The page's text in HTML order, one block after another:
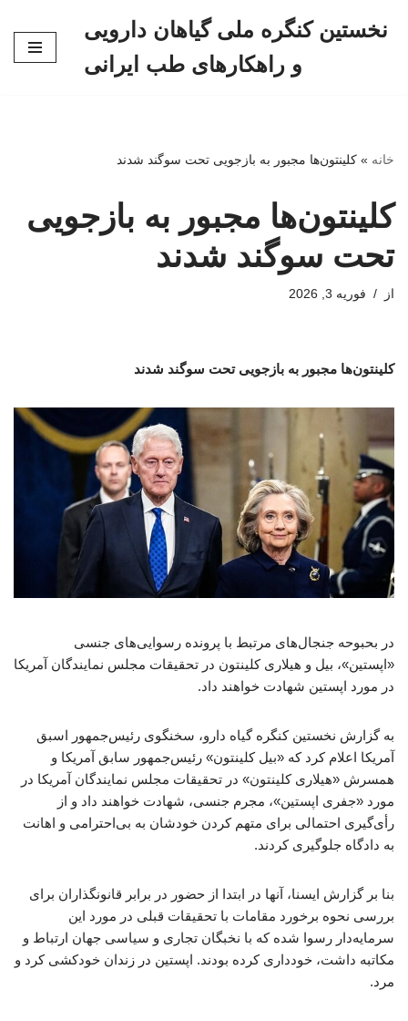
نخستین کنگره ملی گیاهان دارویی
و راهکارهای طب ایرانی
خانه » کلینتون‌ها مجبور به بازجویی تحت سوگند شدند
کلینتون‌ها مجبور به بازجویی
تحت سوگند شدند
از فوریه 3, 2026
کلینتون‌ها مجبور به بازجویی تحت سوگند شدند
در بحبوحه جنجال‌های مرتبط با پرونده رسوایی‌های جنسی
«اپستین»، بیل و هیلاری کلینتون در تحقیقات مجلس نمایندگان آمریکا
در مورد اپستین شهادت خواهند داد.
به گزارش نخستین کنگره گیاه دارو، سخنگوی رئیس‌جمهور اسبق
آمریکا اعلام کرد که «بیل کلینتون» رئیس‌جمهور سابق آمریکا و
همسرش «هیلاری کلینتون» در تحقیقات مجلس نمایندگان آمریکا در
مورد «جفری اپستین»، مجرم جنسی، شهادت خواهند داد و از
رأی‌گیری احتمالی برای متهم کردن خودشان به بی‌احترامی و اهانت
به دادگاه جلوگیری کردند.
بنا بر گزارش ایسنا، آنها در ابتدا از حضور در برابر قانونگذاران برای
بررسی نحوه برخورد مقامات با تحقیقات قبلی در مورد این
سرمایه‌دار رسوا شده که با نخبگان تجاری و سیاسی جهان ارتباط و
مکاتبه داشت، خودداری کرده بودند. اپستین در زندان خودکشی کرد و
مرد.